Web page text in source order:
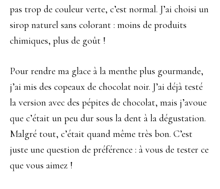
pas trop de couleur verte, c’est normal. J’ai choisi un
sirop naturel sans colorant : moins de produits
chimiques, plus de goût !
Pour rendre ma glace à la menthe plus gourmande,
j’ai mis des copeaux de chocolat noir. J’ai déjà testé
la version avec des pépites de chocolat, mais j’avoue
que c’était un peu dur sous la dent à la dégustation.
Malgré tout, c’était quand même très bon. C’est
juste une question de préférence : à vous de tester ce
que vous aimez !